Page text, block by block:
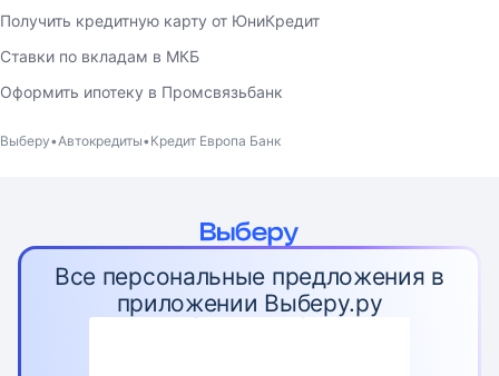
Получить кредитную карту от ЮниКредит
Ставки по вкладам в МКБ
Оформить ипотеку в Промсвязьбанк
Выберу Автокредиты Кредит Европа Банк
Все персональные предложения в
приложении Выберу.ру